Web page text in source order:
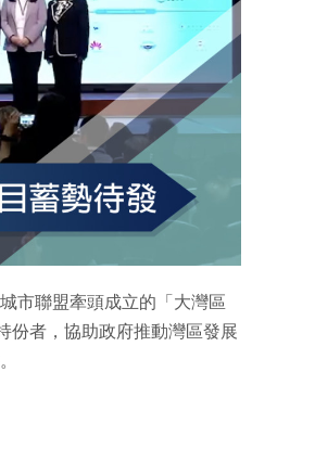
市聯盟牽頭成立的「大灣區
份者，協助政府推動灣區發展